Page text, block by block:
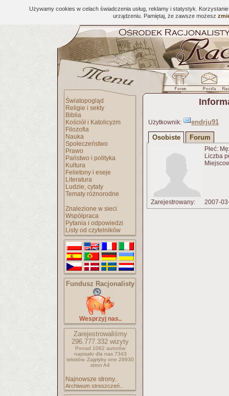
Używamy cookies w celach świadczenia usług, reklamy i statystyk.
urządzeniu. Pamiętaj, że zawsze możesz
Światopogląd
Religie i sekty
Biblia
Kościół i Katolicyzm
Filozofia
Nauka
Społeczeństwo
Prawo
Państwo i polityka
Kultura
Felietony i eseje
Literatura
Ludzie, cytaty
Tematy różnorodne
Znalezione w sieci
Współpraca
Pytania i odpowiedzi
Listy od czytelników
Fundusz Racjonalisty
Wesprzyj nas..
Zarejestrowaliśmy
296.777.332 wizyty
Ponad 1062 autorów
napisało dla nas 7343
tekstów. Zajęłyby one 28930
stron A4
Najnowsze strony..
Archiwum streszczeń..
Użytkownik:
endrju91
Osobiste
Forum
Płeć:
Liczba
Zarejestrowany: 2007-